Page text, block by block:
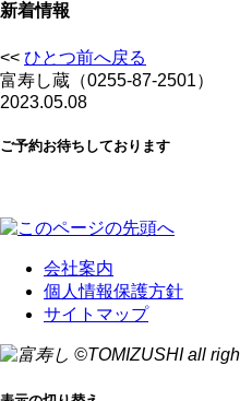
新着情報
<< ひとつ前へ戻る
富寿し蔵（0255-87-2501）
2023.05.08
ご予約お待ちしております
会社案内
個人情報保護方針
サイトマップ